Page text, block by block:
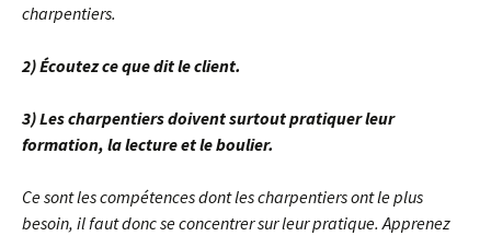
charpentiers.
2) Écoutez ce que dit le client.
3) Les charpentiers doivent surtout pratiquer leur
formation, la lecture et le boulier.
Ce sont les compétences dont les charpentiers ont le plus
besoin, il faut donc se concentrer sur leur pratique. Apprenez